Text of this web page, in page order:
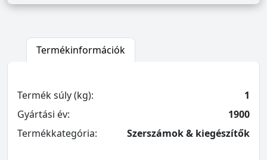
Termékinformációk
Termék súly (kg):
1
Gyártási év:
1900
Termékkategória:
Szerszámok & kiegészítők